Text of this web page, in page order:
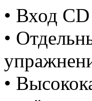
• Вход
•
•